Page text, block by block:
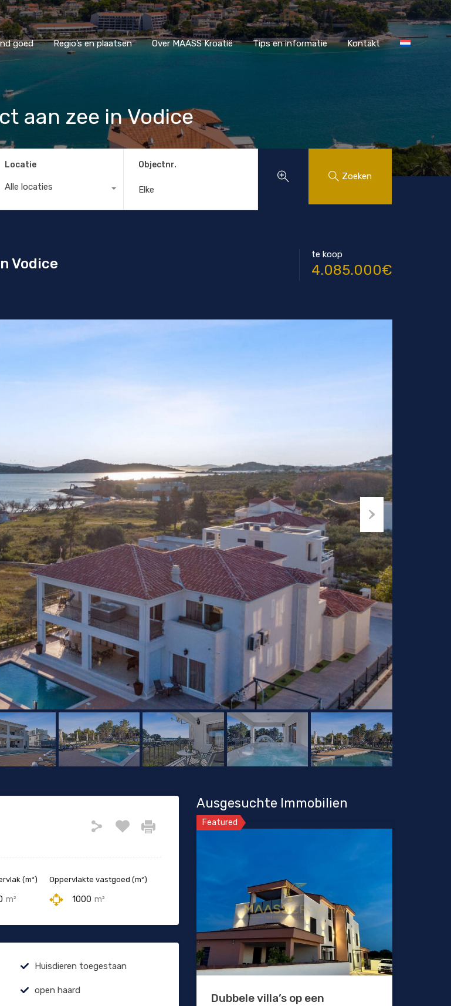
goed Regio’s en plaatsen Over MAASS Kroatië Tips en informatie Kontakt
goed Regio’s en plaatsen Over MAASS Kroatië Tips en informatie Kontakt
aan zee in Vodice
Locatie
Alle locaties
Objectnr.
Zoeken
Vodice
te koop
4.085.000€
(m²)
m²
Oppervlakte vastgoed (m²)
1000 m²
Huisdieren toegestaan
open haard
Ausgesuchte Immobilien
Featured
Dubbele villa’s op een